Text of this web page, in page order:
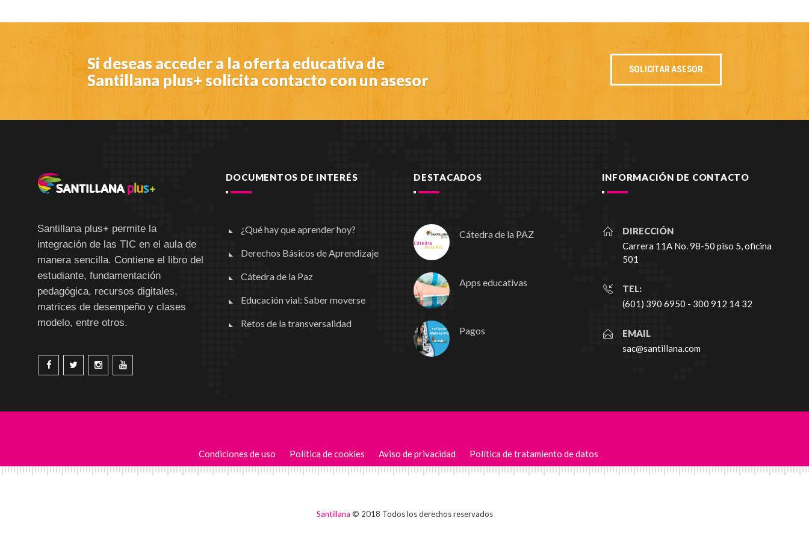
Si deseas acceder a la oferta educativa de
Santillana plus+ solicita contacto con un asesor
SOLICITAR ASESOR
Santillana plus+ permite la
integración de las TIC en el aula de
manera sencilla. Contiene el libro del
estudiante, fundamentación
pedagógica, recursos digitales,
matrices de desempeño y clases
modelo, entre otros.
DOCUMENTOS DE INTERÉS
¿Qué hay que aprender hoy?
Derechos Básicos de Aprendizaje
Cátedra de la Paz
Educación vial: Saber moverse
Retos de la transversalidad
DESTACADOS
Cátedra de la PAZ
Apps educativas
Pagos
INFORMACIÓN DE CONTACTO
DIRECCIÓN
Carrera 11A No. 98-50 piso 5, oficina
501
TEL:
(601) 390 6950 - 300 912 14 32
EMAIL
sac@santillana.com
Condiciones de uso Política de cookies Aviso de privacidad Política de tratamiento de datos
Santillana © 2018 Todos los derechos reservados